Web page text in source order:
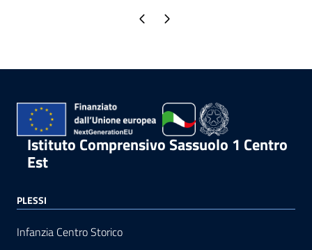
Pagina precedente
Pagina successiva
Istituto Comprensivo Sassuolo 1 Centro
Est
PLESSI
Infanzia Centro Storico